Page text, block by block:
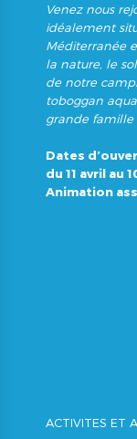
Venez nous
idéalement
Méditerranée
la nature, le
de notre
toboggan
grande famille
Dates
du 11 avril au
Animation
ACTIVITES ET